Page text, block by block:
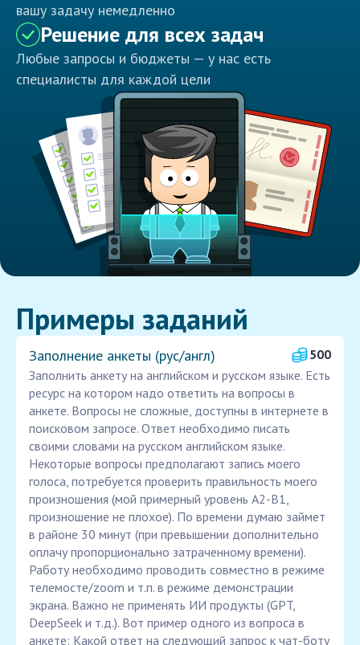
вашу задачу немедленно
Решение для всех задач
Любые запросы и бюджеты — у нас есть
специалисты для каждой цели
Примеры заданий
Заполнение анкеты (рус/англ)
500
Заполнить анкету на английском и русском языке. Есть
ресурс на котором надо ответить на вопросы в
анкете. Вопросы не сложные, доступны в интернете в
поисковом запросе. Ответ необходимо писать
своими словами на русском английском языке.
Некоторые вопросы предполагают запись моего
голоса, потребуется проверить правильность моего
произношения (мой примерный уровень A2-B1,
произношение не плохое). По времени думаю займет
в районе 30 минут (при превышении дополнительно
оплачу пропорционально затраченному времени).
Работу необходимо проводить совместно в режиме
телемосте/zoom и т.п. в режиме демонстрации
экрана. Важно не применять ИИ продукты (GPT,
DeepSeek и т.д.). Вот пример одного из вопроса в
анкете: Какой ответ на следующий запрос к чат-боту